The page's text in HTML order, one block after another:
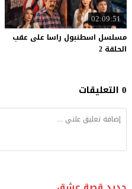
02:09:51
مسلسل اسطنبول راسا على عقب
الحلقة 2
0 التعليقات